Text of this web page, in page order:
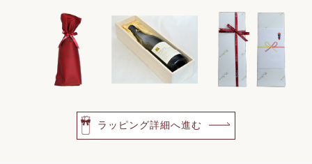
ラッピング詳細へ進む